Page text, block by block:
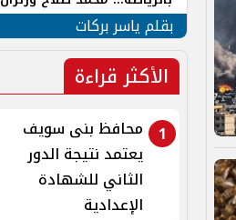
الهوية في الشارع التركي
بقلم ياسر بركات
الأكثر قراءة
1
محافظ بنى سويف
يعتمد نتيجة الدور
الثاني للشهادة
الإعدادية